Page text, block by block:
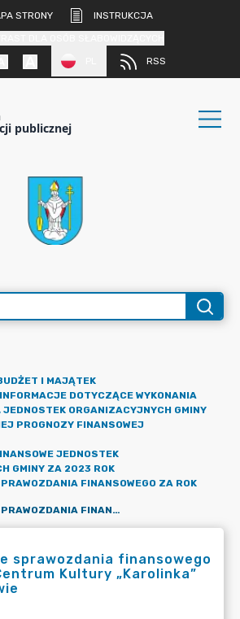
STRONY
INSTRUKCJA
RSS
publicznej
I MAJĄTEK
DOTYCZĄCE WYKONANIA
ORGANIZACYJNYCH GMINY
PROGNOZY FINANSOWEJ
JEDNOSTEK
GMINY ZA 2023 ROK
FINANSOWEGO ZA ROK
ZATWIERDZENIE SPRAWOZDANIA FINANSOWEGO ZA ROK 2023 CENTRUM KULTURY „KAROLINKA” W RADZIONKOWIE
sprawozdania finansowego
Kultury „Karolinka”